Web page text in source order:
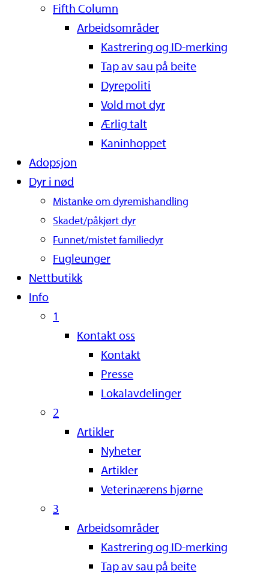
Fifth Column
Arbeidsområder
Kastrering og ID-merking
Tap av sau på beite
Dyrepoliti
Vold mot dyr
Ærlig talt
Kaninhoppet
Adopsjon
Dyr i nød
Mistanke om dyremishandling
Skadet/påkjørt dyr
Funnet/mistet familiedyr
Fugleunger
Nettbutikk
Info
1
Kontakt oss
Kontakt
Presse
Lokalavdelinger
2
Artikler
Nyheter
Artikler
Veterinærens hjørne
3
Arbeidsområder
Kastrering og ID-merking
Tap av sau på beite